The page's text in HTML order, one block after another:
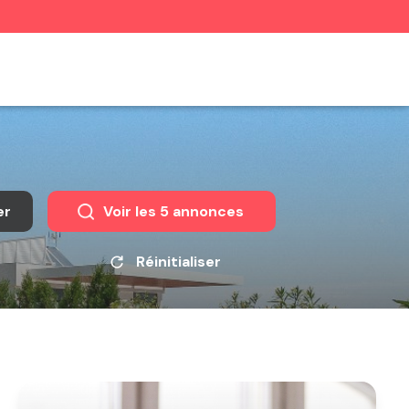
Voir les 5 annonces
Réinitialiser